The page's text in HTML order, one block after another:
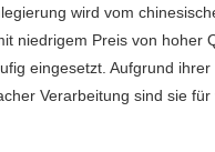
wird vom
niedrigem Preis von hoher
eingesetzt. Aufgrund
Verarbeitung sind sie